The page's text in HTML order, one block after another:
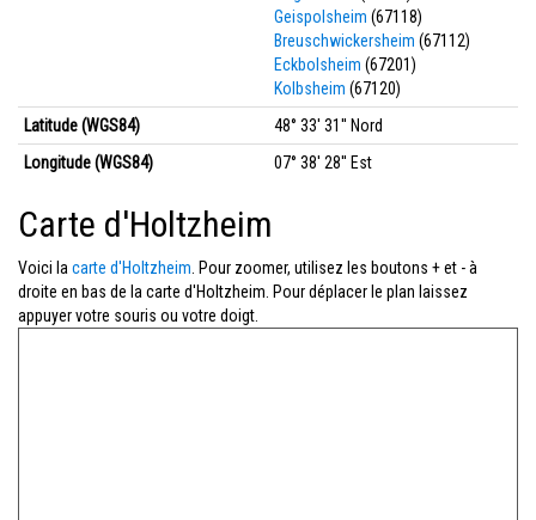
Geispolsheim (67118)
Breuschwickersheim (67112)
Eckbolsheim (67201)
Kolbsheim (67120)
Latitude (WGS84)
48° 33' 31'' Nord
Longitude (WGS84)
07° 38' 28'' Est
Carte d'Holtzheim
Voici la carte d'Holtzheim . Pour zoomer, utilisez les boutons + et - à
droite en bas de la carte d'Holtzheim. Pour déplacer le plan laissez
appuyer votre souris ou votre doigt.